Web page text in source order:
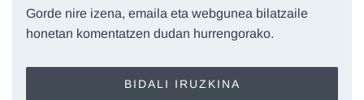
Gorde nire izena, emaila eta webgunea bilatzaile
honetan komentatzen dudan hurrengorako.